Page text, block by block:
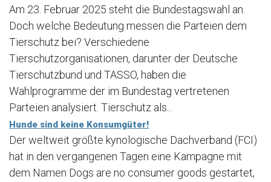
Am 23. Februar 2025 steht die Bundestagswahl an.
Doch welche Bedeutung messen die Parteien dem
Tierschutz bei? Verschiedene
Tierschutzorganisationen, darunter der Deutsche
Tierschutzbund und TASSO, haben die
Wahlprogramme der im Bundestag vertretenen
Parteien analysiert. Tierschutz als...
Hunde sind keine Konsumgüter!
Der weltweit größte kynologische Dachverband (FCI)
hat in den vergangenen Tagen eine Kampagne mit
dem Namen Dogs are no consumer goods gestartet,